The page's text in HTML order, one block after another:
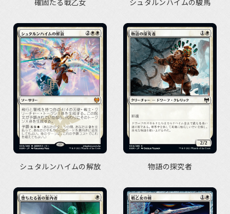
確固たる戦乙女 シュタルンハイムの駿馬
シュタルンハイムの解放 物語の探究者